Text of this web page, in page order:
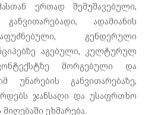
ერთად შემუშავებული,
ადამიანის
გენდერული
აგებული, კულტურულ
მორგებული და
უნარების განვითარებაზე,
ჯანსაღი და უსაფრთხო
ეხმარება.